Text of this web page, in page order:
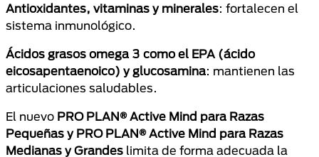
Antioxidantes, vitaminas y minerales: fortalecen el
sistema inmunológico.
Ácidos grasos omega 3 como el EPA (ácido
eicosapentaenoico) y glucosamina: mantienen las
articulaciones saludables.
El nuevo PRO PLAN® Active Mind para Razas
Pequeñas y PRO PLAN® Active Mind para Razas
Medianas y Grandes limita de forma adecuada la